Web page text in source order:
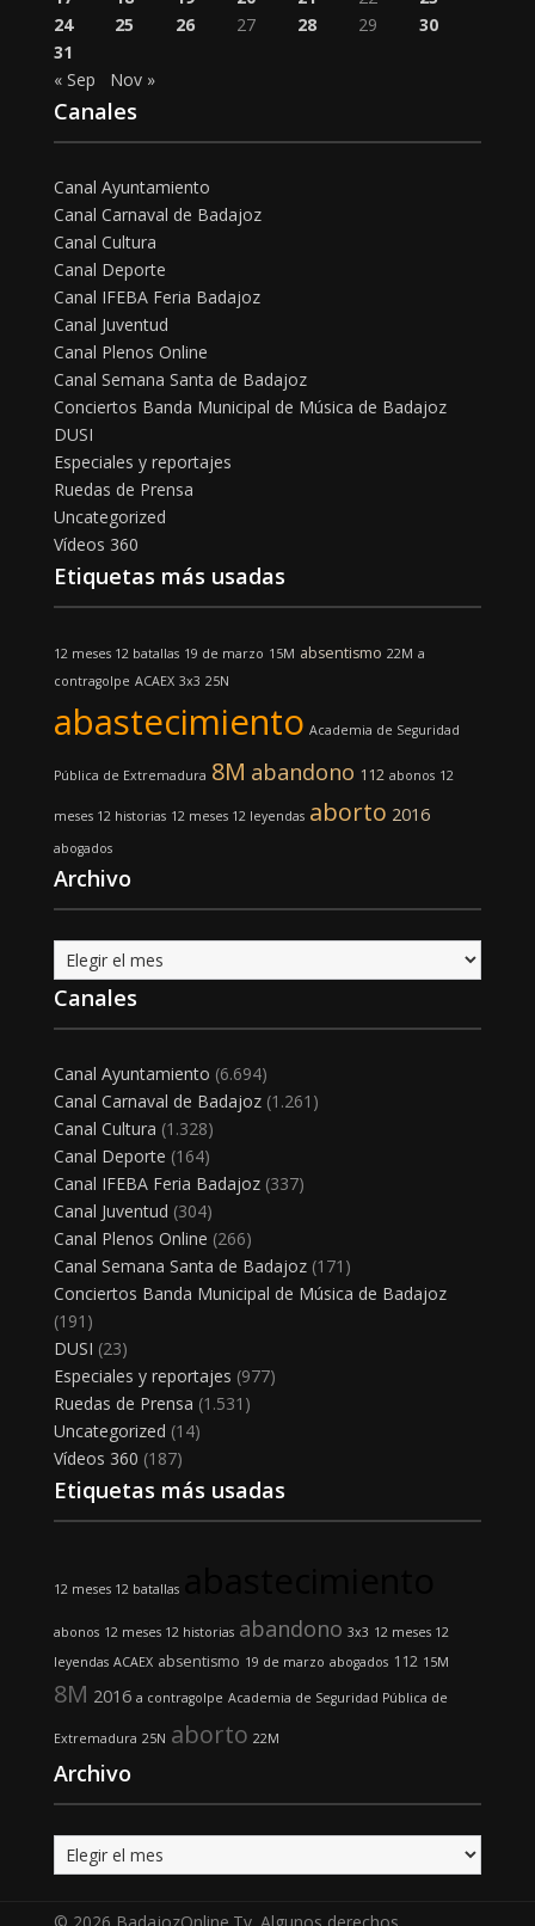
24
25 26 27 28 29
30
31
« Sep
Nov »
Canales
Canal Ayuntamiento
Canal Carnaval de Badajoz
Canal Cultura
Canal Deporte
Canal IFEBA Feria Badajoz
Canal Juventud
Canal Plenos Online
Canal Semana Santa de Badajoz
Conciertos Banda Municipal de Música de Badajoz
DUSI
Especiales y reportajes
Ruedas de Prensa
Uncategorized
Vídeos 360
Etiquetas más usadas
12 meses 12 batallas 19 de marzo 15M absentismo 22M a
contragolpe ACAEX 3x3 25N
abastecimiento Academia de Seguridad
Pública de Extremadura 8M abandono 112 abonos 12
meses 12 historias 12 meses 12 leyendas aborto 2016
abogados
Archivo
Archivo
Canales
Canal Ayuntamiento (6.694)
Canal Carnaval de Badajoz(1.261)
Canal Cultura (1.328)
Canal Deporte (164)
Canal IFEBA Feria Badajoz(337)
Canal Juventud (304)
Canal Plenos Online (266)
Canal Semana Santa de Badajoz(171)
Conciertos Banda Municipal de Música de Badajoz
(191)
DUSI (23)
Especiales y reportajes (977)
Ruedas de Prensa (1.531)
Uncategorized (14)
Vídeos 360 (187)
Etiquetas más usadas
12 meses 12 batallas
abonos 12 meses 12 historias abandono 3x3 12 meses 12
leyendas ACAEX absentismo 19 de marzo abogados 112 15M
8M 2016 a contragolpe Academia de Seguridad Pública de
Extremadura 25N aborto 22M
Archivo
Archivo